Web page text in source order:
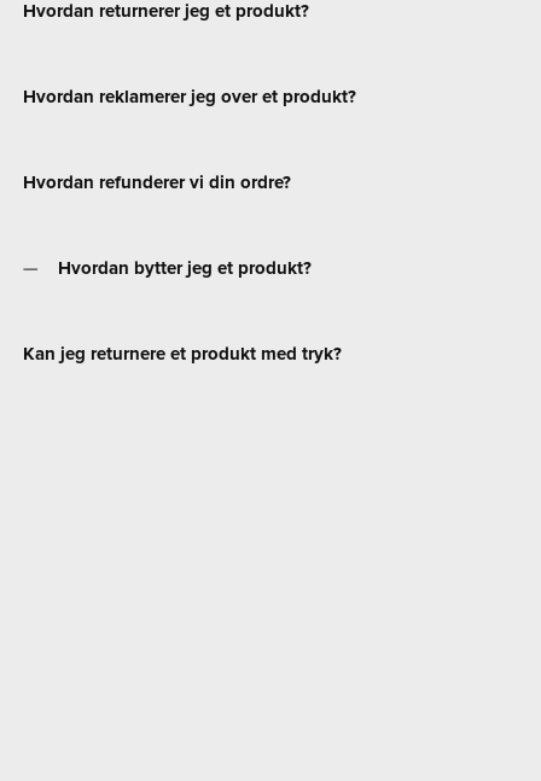
Hvordan returnerer jeg et produkt?
Hvordan reklamerer jeg over et produkt?
Hvordan refunderer vi din ordre?
Hvordan bytter jeg et produkt?
Kan jeg returnere et produkt med tryk?